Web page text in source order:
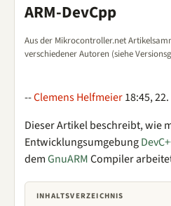
ARM-DevCpp
Aus der Mikrocontroller.net
verschiedener Autoren (siehe
--Clemens Helfmeier18:45,
Dieser Artikel beschreibt, wie
Entwicklungsumgebung
demGnuARMCompiler
INHALTSVERZEICHNIS